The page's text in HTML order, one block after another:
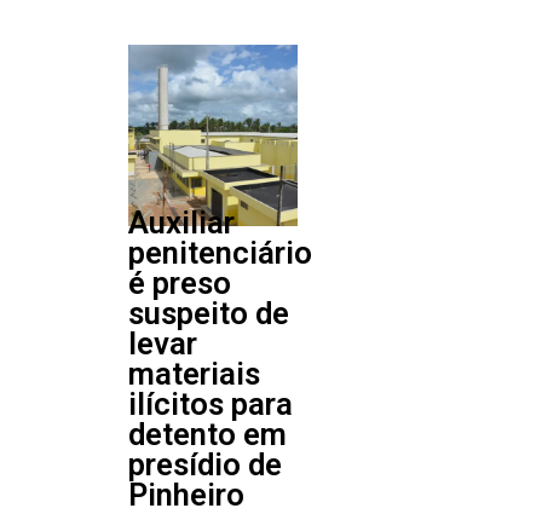
Auxiliar
penitenciário
é preso
suspeito de
levar
materiais
ilícitos para
detento em
presídio de
Pinheiro